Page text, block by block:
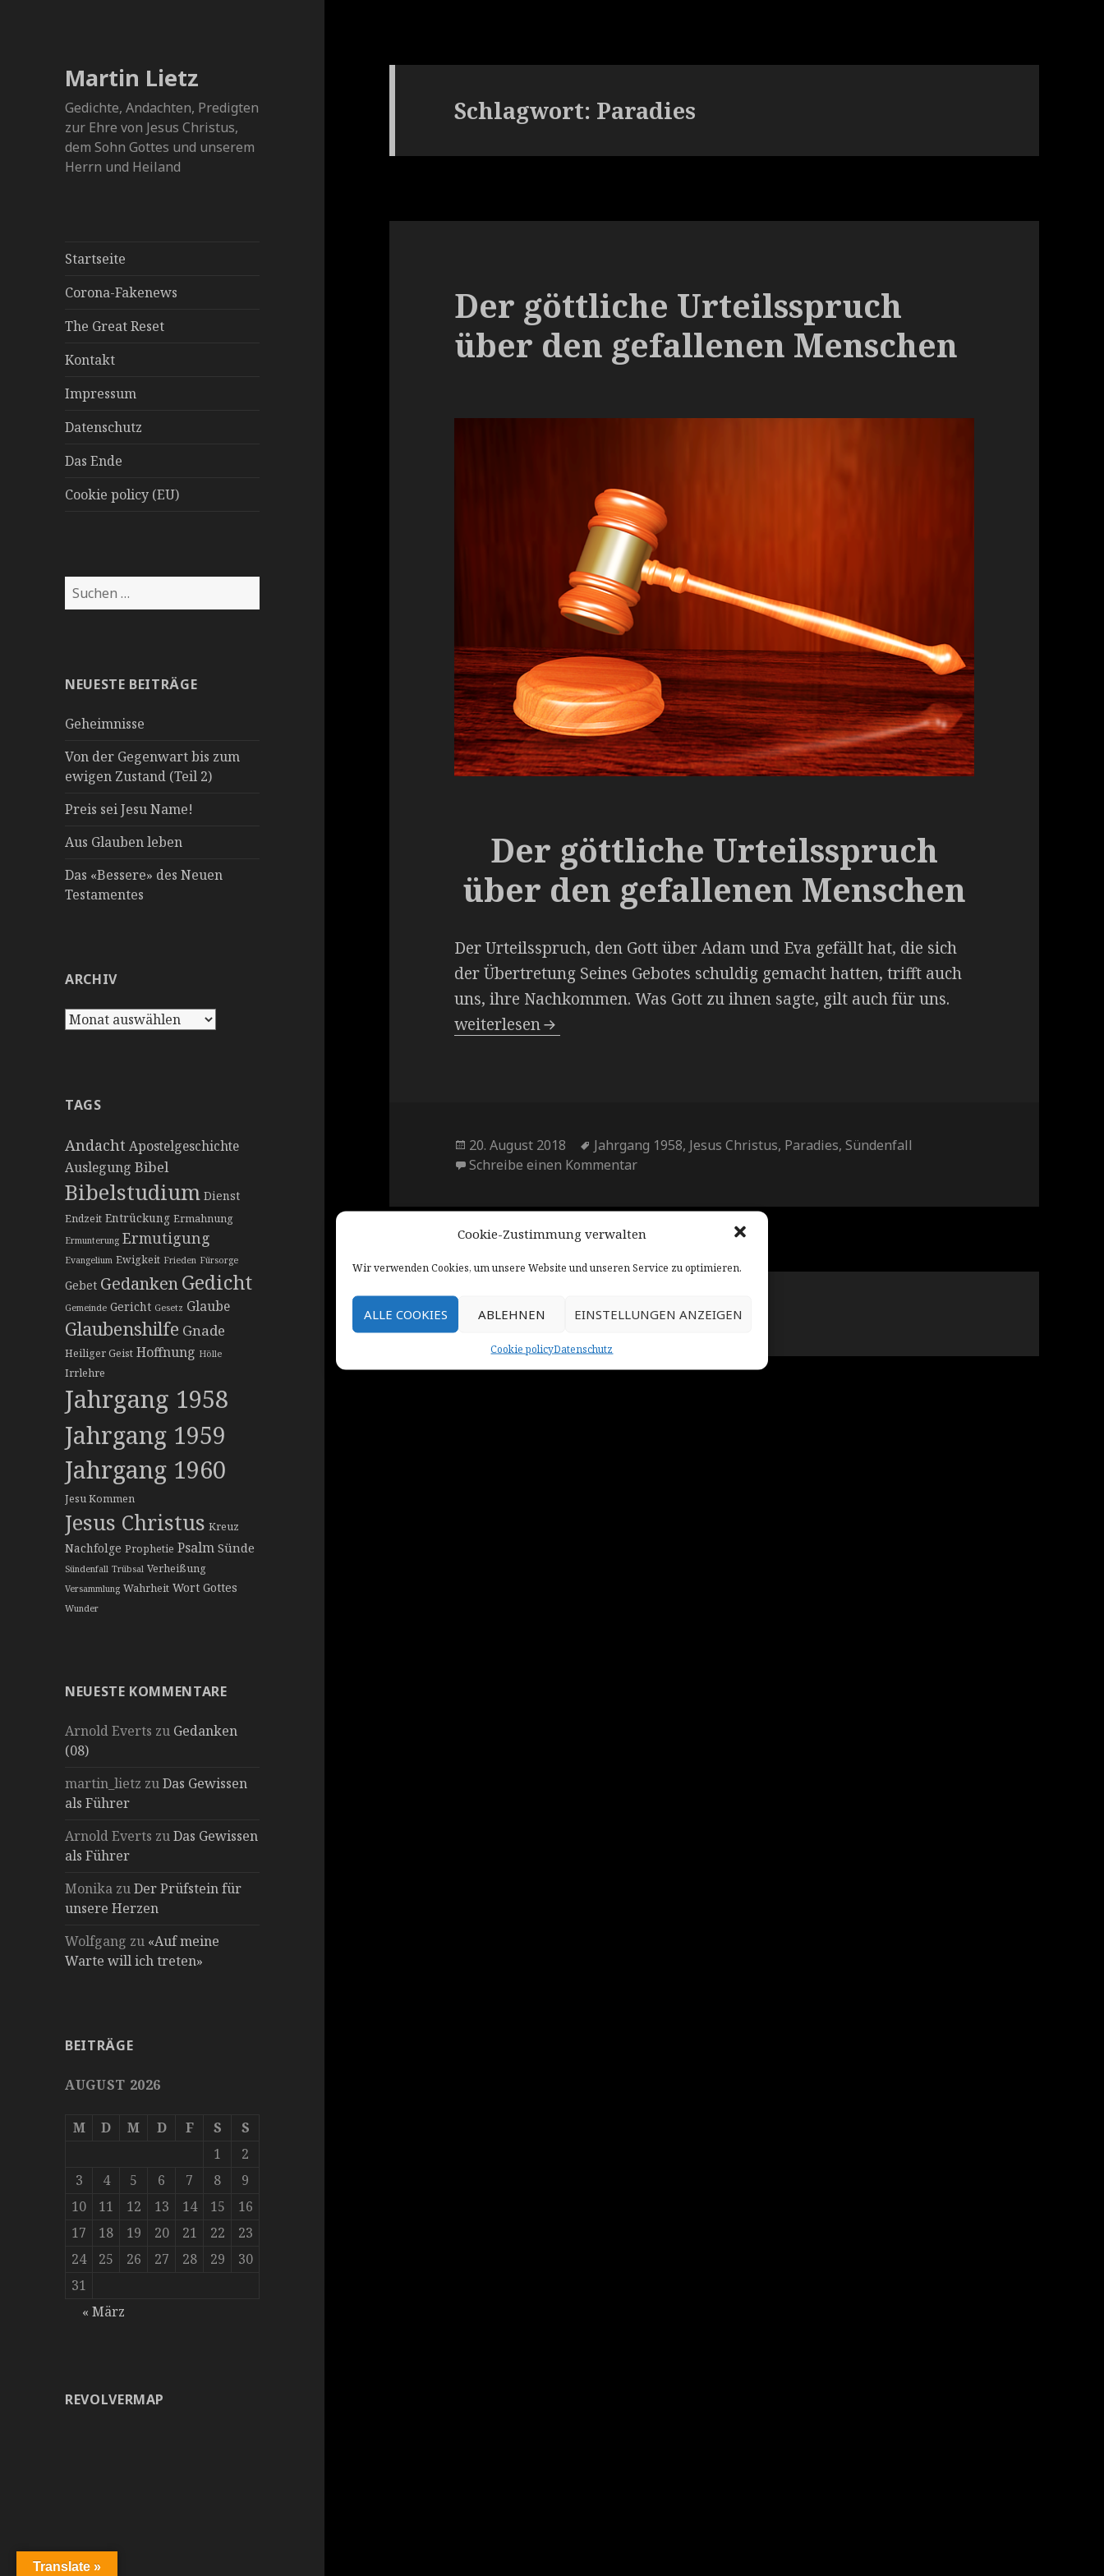
Cookie-Zustimmung verwalten
Wir verwenden Cookies, um unsere Website und unseren Service zu optimieren.
ALLE COOKIES ABLEHNEN EINSTELLUNGEN ANZEIGEN
Cookie policyDatenschutz
Martin Lietz
Gedichte, Andachten, Predigten
zur Ehre von Jesus Christus,
dem Sohn Gottes und unserem
Herrn und Heiland
Startseite
Corona-Fakenews
The Great Reset
Kontakt
Impressum
Datenschutz
Das Ende
Cookie policy (EU)
Suchen
nach:
NEUESTE BEITRÄGE
Geheimnisse
Von der Gegenwart bis zum
ewigen Zustand (Teil 2)
Preis sei Jesu Name!
Aus Glauben leben
Das «Bessere» des Neuen
Testamentes
ARCHIV
Archiv
TAGS
Andacht Apostelgeschichte
Auslegung Bibel
Bibelstudium Dienst
Endzeit Entrückung Ermahnung
Ermunterung Ermutigung
Evangelium Ewigkeit Frieden Fürsorge
Gebet GedankenGedicht
Gemeinde Gericht Gesetz Glaube
Glaubenshilfe Gnade
Heiliger Geist Hoffnung Hölle
Irrlehre
Jahrgang 1958
Jahrgang 1959
Jahrgang 1960
Jesu Kommen
Jesus Christus Kreuz
Nachfolge Prophetie Psalm Sünde
Sündenfall Trübsal Verheißung
Versammlung Wahrheit Wort Gottes
Wunder
NEUESTE KOMMENTARE
Arnold Everts zu Gedanken
(08)
martin_lietz zuDas Gewissen
als Führer
Arnold Everts zuDas Gewissen
als Führer
Monika zuDer Prüfstein für
unsere Herzen
Wolfgang zu «Auf meine
Warte will ich treten»
BEITRÄGE
AUGUST 2026
M D M D F S
S
1
2
3
4 5 6 7 8
9
10
11 12 13 14 15
16
17
18 19 20 21 22
23
24
25 26 27 28 29
30
31
« März
REVOLVERMAP
Schlagwort: Paradies
Der göttliche Urteilsspruch
über den gefallenen Menschen
Der göttliche Urteilsspruch
über den gefallenen Menschen
Der Urteilsspruch, den Gott über Adam und Eva gefällt hat, die sich
der Übertretung Seines Gebotes schuldig gemacht hatten, trifft auch
uns, ihre Nachkommen. Was Gott zu ihnen sagte, gilt auch für uns.
Der göttliche Urteilsspruch über den gefallenen Menschen
weiterlesen
Veröffentlicht
am
20. August 2018 Schlagwörter
Jahrgang 1958, Jesus Christus, Paradies,Sündenfall
Schreibe einen Kommentarzu Der göttliche Urteilsspruch über den gefallenen Menschen
Datenschutz Stolz präsentiert von WordPress
Translate »